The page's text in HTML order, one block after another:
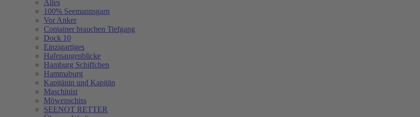
Alles
100% Seemannsgarn
Vor Anker
Container brauchen Tiefgang
Dock 10
Einzigartiges
Hafenaugen­blicke
Hamburg Schiffchen
Hammaburg
Kapitänin und Kapitän
Maschinist
Möwenschiss
SEENOT RETTER